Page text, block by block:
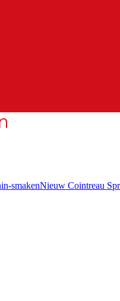
smakenNieuw Cointreau